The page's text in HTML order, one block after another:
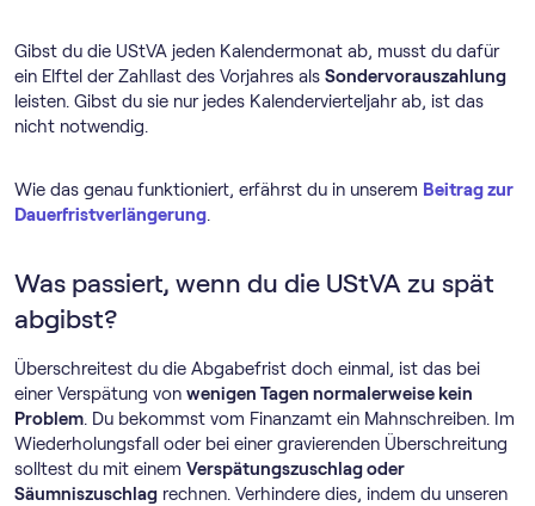
Gibst du die UStVA jeden Kalendermonat ab, musst du dafür
ein Elftel der Zahllast des Vorjahres als Sondervorauszahlung
leisten. Gibst du sie nur jedes Kalendervierteljahr ab, ist das
nicht notwendig.
Wie das genau funktioniert, erfährst du in unserem Beitrag zur
Dauerfristverlängerung.
Was passiert, wenn du die UStVA zu spät
abgibst?
Überschreitest du die Abgabefrist doch einmal, ist das bei
einer Verspätung von wenigen Tagen normalerweise kein
Problem. Du bekommst vom Finanzamt ein Mahnschreiben. Im
Wiederholungsfall oder bei einer gravierenden Überschreitung
solltest du mit einem Verspätungszuschlag oder
Säumniszuschlag rechnen. Verhindere dies, indem du unseren